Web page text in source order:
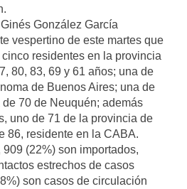
González García
vespertino de este martes que
residentes en la provincia
80, 83, 69 y 61 años; una de
de Buenos Aires; una de
70 de Neuquén; además
uno de 71 de la provincia de
86, residente en la CABA.
(22%) son importados,
estrechos de casos
son casos de circulación